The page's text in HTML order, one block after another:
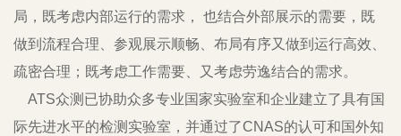
局，既考虑内部运行的需求， 也结合外部展示的需要，既
做到流程合理、参观展示顺畅、布局有序又做到运行高效、
疏密合理；既考虑工作需要、又考虑劳逸结合的需求。
ATS众测已协助众多专业国家实验室和企业建立了具有国
际先进水平的检测实验室，并通过了CNAS的认可和国外知